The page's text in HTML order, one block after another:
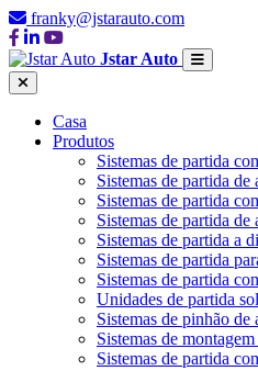
franky@jstarauto.com
Jstar Auto
Casa
Produtos
Sistemas de partida
Sistemas de partida
Sistemas de partida
Sistemas de partida de
Sistemas de partida a
Sistemas de partida
Sistemas de partida
Unidades de partida
Sistemas de pinhão
Sistemas de
Sistemas de partida